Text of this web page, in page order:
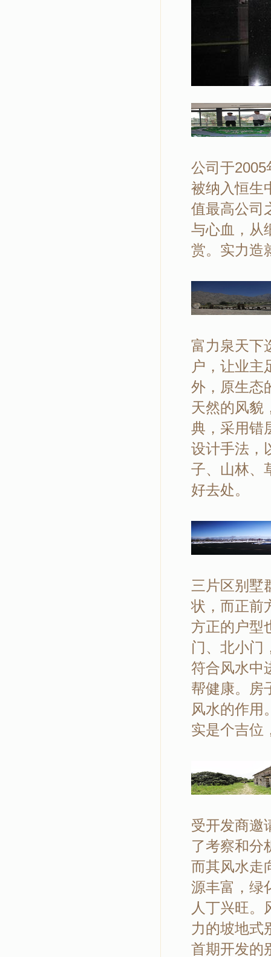
公司于
被纳入恒生
值最高公司
与心血，从
赏。实力
富力泉天下
户，让业主
外，原生态
天然的风貌
典，采用错
设计手法，
子、山林、
好去处。
三片区别墅
状，而正前
方正的户型
门、北小门
符合风水中
帮健康。房
风水的作用
实是个吉位
受开发商邀
了考察和分
而其风水走
源丰富，绿
人丁兴旺。
力的坡地式
首期开发的